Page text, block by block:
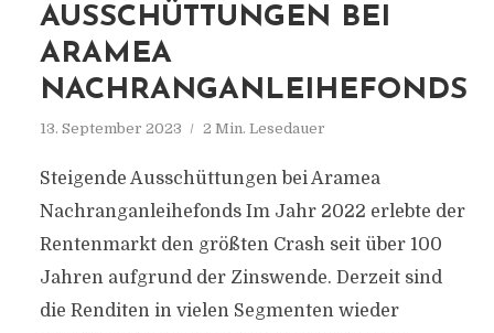
AUSSCHÜTTUNGEN BEI
ARAMEA
NACHRANGANLEIHEFONDS
13. September 2023 2 Min. Lesedauer
Steigende Ausschüttungen bei Aramea
Nachranganleihefonds Im Jahr 2022 erlebte der
Rentenmarkt den größten Crash seit über 100
Jahren aufgrund der Zinswende. Derzeit sind
die Renditen in vielen Segmenten wieder